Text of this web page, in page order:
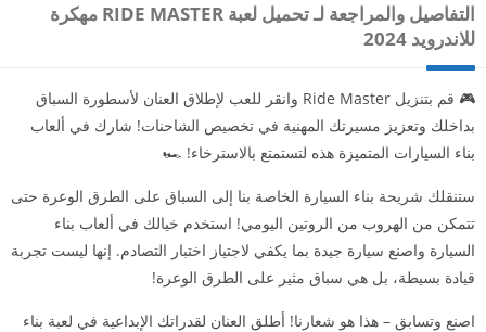
التفاصيل والمراجعة لـ تحميل لعبة RIDE MASTER مهكرة
للاندرويد 2024
🎮 قم بتنزيل Ride Master وانقر للعب لإطلاق العنان لأسطورة السباق
بداخلك وتعزيز مسيرتك المهنية في تخصيص الشاحنات! شارك في ألعاب
بناء السيارات المتميزة هذه لتستمتع بالاسترخاء! 🏎️
ستنقلك شريحة بناء السيارة الخاصة بنا إلى السباق على الطرق الوعرة حتى
تتمكن من الهروب من الروتين اليومي! استخدم خيالك في ألعاب بناء
السيارة واصنع سيارة جيدة بما يكفي لاجتياز اختبار التصادم. إنها ليست تجربة
قيادة بسيطة، بل هي سباق مثير على الطرق الوعرة!
اصنع وتسابق – هذا هو شعارنا! أطلق العنان لقدراتك الإبداعية في لعبة بناء